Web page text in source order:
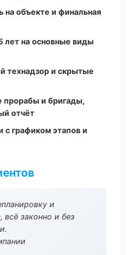
на объекте и финальная
лет на основные виды
технадзор и скрытые
прорабы и бригады,
отчёт
с графиком этапов и
и
всё законно и без